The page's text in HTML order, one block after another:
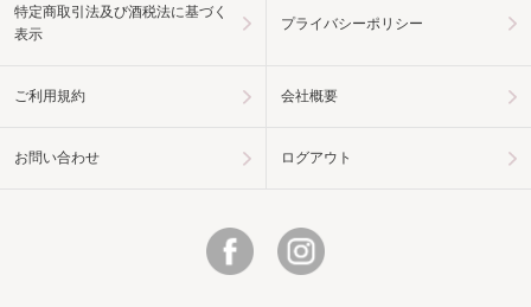
特定商取引法及び酒税法に基づく
表示
プライバシーポリシー
ご利用規約 会社概要
お問い合わせ ログアウト
Facebook